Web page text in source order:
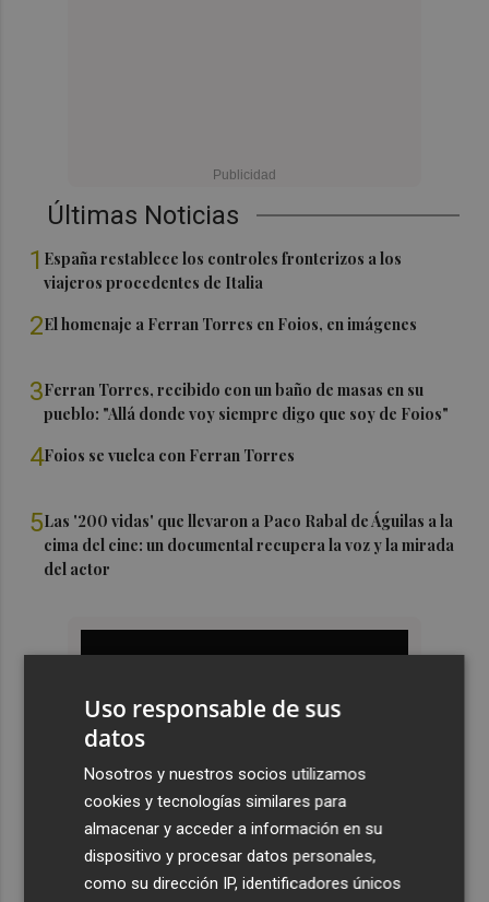
Últimas Noticias
1 España restablece los controles fronterizos a los
viajeros procedentes de Italia
2El homenaje a Ferran Torres en Foios, en imágenes
3Ferran Torres, recibido con un baño de masas en su
pueblo: "Allá donde voy siempre digo que soy de Foios"
4Foios se vuelca con Ferran Torres
5Las '200 vidas' que llevaron a Paco Rabal de Águilas a la
cima del cine: un documental recupera la voz y la mirada
del actor
Uso responsable de sus
datos
Nosotros y nuestros socios utilizamos
cookies y tecnologías similares para
almacenar y acceder a información en su
dispositivo y procesar datos personales,
como su dirección IP, identificadores únicos